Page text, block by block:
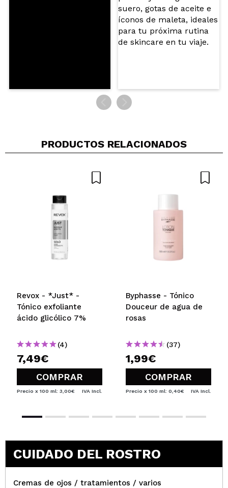
ENVIAR
PRODUCTOS RELACIONADOS
Revox - *Just* -
Tónico exfoliante
ácido glicólico 7%
(4)
7,49€
COMPRAR
Precio x 100 ml: 3,00€ IVA Incl.
Byphasse - Tónico
Douceur de agua de
rosas
(37)
1,99€
COMPRAR
Precio x 100 ml: 0,40€ IVA Incl.
CUIDADO DEL ROSTRO
Cremas de ojos / tratamientos / varios